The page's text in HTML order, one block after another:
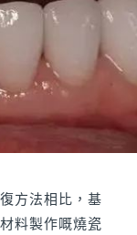
方法相比，基
料製作嘅燒瓷